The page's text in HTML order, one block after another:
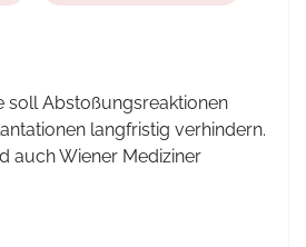
soll Abstoßungsreaktionen
langfristig verhindern.
auch Wiener Mediziner